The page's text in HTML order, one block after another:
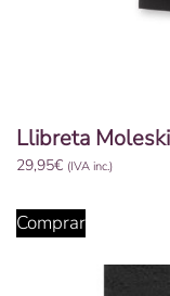
Llibreta
29,95€ (IVA inc.)
Comprar